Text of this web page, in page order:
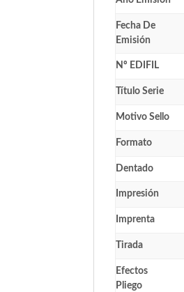
Fecha De
Emisión
Nº EDIFIL
Título Serie
Motivo Sello
Formato
Dentado
Impresión
Imprenta
Tirada
Efectos
Pliego